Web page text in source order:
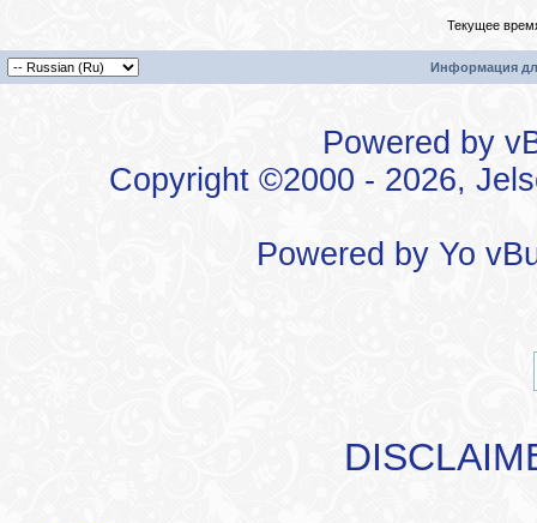
Текущее
Информация
Powered by
Copyright ©2000 - 2026,
Powered by Yo